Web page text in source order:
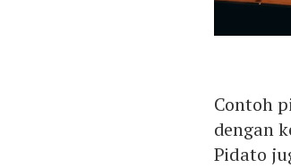
Contoh
dengan
Pidato